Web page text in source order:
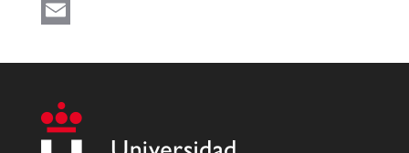
A
p
c
b
o
w
t
e
L
n
e
m
i